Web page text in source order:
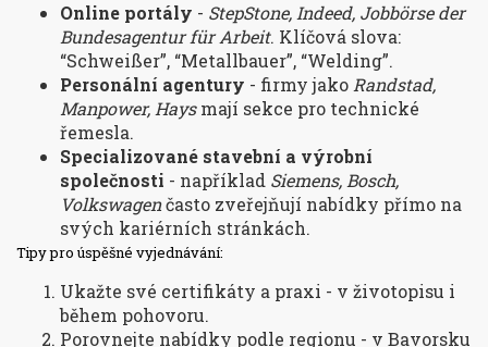
Online portály - StepStone, Indeed, Jobbörse der
Bundesagentur für Arbeit. Klíčová slova:
“Schweißer”, “Metallbauer”, “Welding”.
Personální agentury - firmy jakoRandstad,
Manpower, Haysmají sekce pro technické
řemesla.
Specializované stavební a výrobní
společnosti - například Siemens, Bosch,
Volkswagenčasto zveřejňují nabídky přímo na
svých kariérních stránkách.
Tipy pro úspěšné vyjednávání:
Ukažte své certifikáty a praxi - v životopisu i
během pohovoru.
Porovnejte nabídky podle regionu - v Bavorsku